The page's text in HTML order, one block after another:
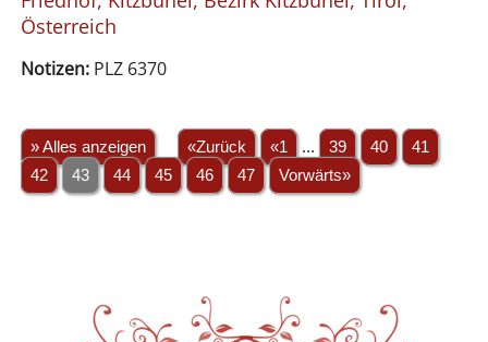
Österreich
Notizen:PLZ 6370
» Alles anzeigen «Zurück «1 ... 39 40
41
42
43 44 45 46 47 Vorwärts»